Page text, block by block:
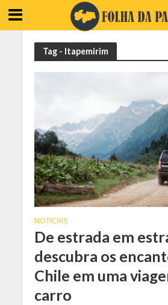
Tag - Itapemirim
NOTICIAS
De estrada em
descubra os
Chile em uma
carro